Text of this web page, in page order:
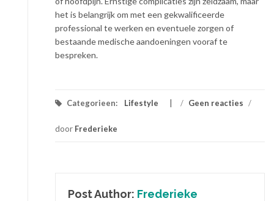
het is belangrijk om met een gekwalificeerde
professional te werken en eventuele zorgen of
bestaande medische aandoeningen vooraf te
bespreken.
Categorieen: Lifestyle / Geen reacties /
door Frederieke
Post Author: Frederieke